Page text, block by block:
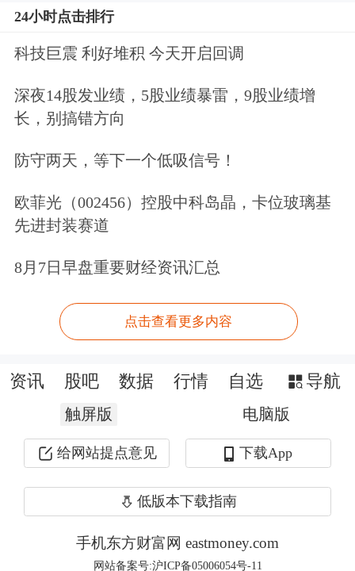
锂价，从而利好拥有在产矿山的龙头企
业。
“任何供应端扰动都可能成为板块估值
示，对于锂矿板块而言，短期炒作窗口
或已开启，但投资者也需警惕事件驱动
型行情的波动风险。
锂价高景气：
“资源为王”逻辑强化
企查查显示，天齐锂业成立于1995年，
注册地位于四川省遂宁市射洪市，公司
于2010年8月在深圳证券交易所上市
联合交易所上市（09696.HK）。作为以
24小时点击排行
科技巨震 利好堆积 今天开启回调
深夜14股发业绩，5股业绩暴雷，9股业绩增
长，别搞错方向
防守两天，等下一个低吸信号！
欧菲光（002456）控股中科岛晶，卡位玻璃基
先进封装赛道
8月7日早盘重要财经资讯汇总
点击查看更多内容
资讯 股吧 数据 行情 自选 导航
触屏版 电脑版
给网站提点意见 下载App
低版本下载指南
手机东方财富网 eastmoney.com
网站备案号:沪ICP备05006054号-11